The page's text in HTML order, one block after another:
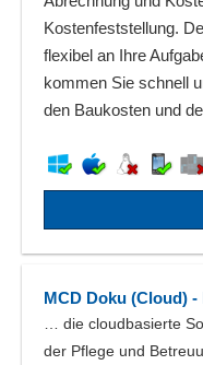
Kostenfeststellung.
flexibel an Ihre
kommen Sie schnell
den Baukosten und
MCD Doku (Cloud)
… die cloudbasierte
der Pflege und